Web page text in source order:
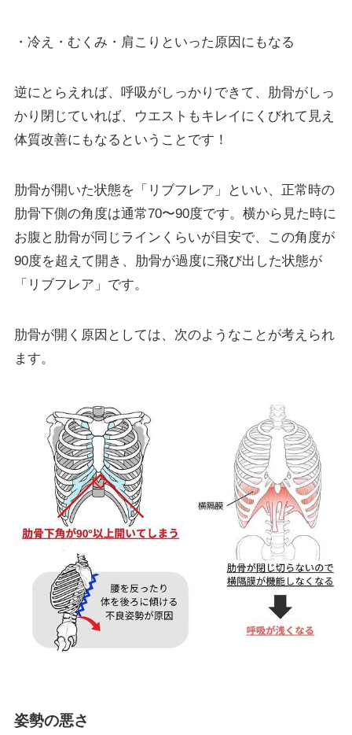
・冷え・むくみ・肩こりといった原因にもなる
逆にとらえれば、呼吸がしっかりできて、肋骨がしっ
かり閉じていれば、ウエストもキレイにくびれて見え
体質改善にもなるということです！
肋骨が開いた状態を「リブフレア」といい、正常時の
肋骨下側の角度は通常70〜90度です。横から見た時に
お腹と肋骨が同じラインくらいが目安で、この角度が
90度を超えて開き、肋骨が過度に飛び出した状態が
「リブフレア」です。
肋骨が開く原因としては、次のようなことが考えられ
ます。
姿勢の悪さ